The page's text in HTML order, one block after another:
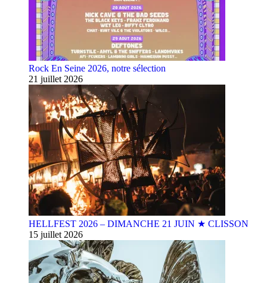
Rock En Seine 2026, notre sélection
21 juillet 2026
HELLFEST 2026 – DIMANCHE 21 JUIN ★ CLISSON
15 juillet 2026